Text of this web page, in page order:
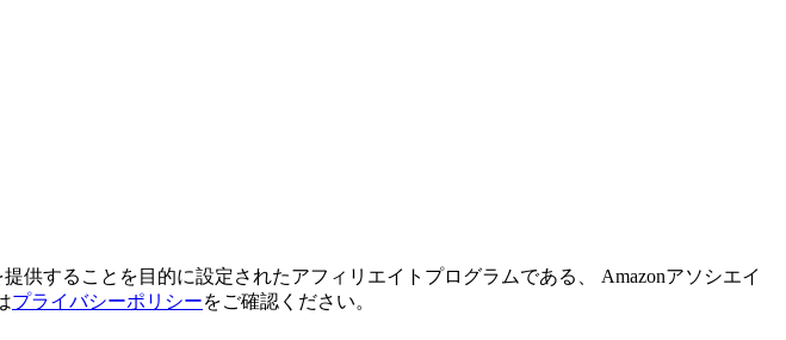
供することを目的に設定されたアフィリエイトプログラムである、 Amazonアソシエイ
プライバシーポリシーをご確認ください。